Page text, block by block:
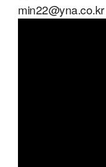
min22@yna.co.kr